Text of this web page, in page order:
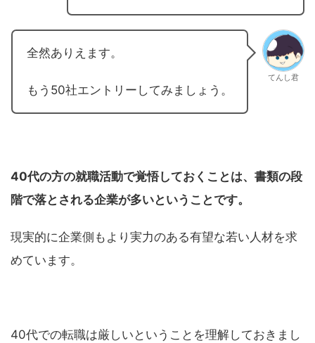
全然ありえます。
もう50社エントリーしてみましょう。
てんし君
40代の方の就職活動で覚悟しておくことは、書類の段
階で落とされる企業が多いということです。
現実的に企業側もより実力のある有望な若い人材を求
めています。
40代での転職は厳しいということを理解しておきまし